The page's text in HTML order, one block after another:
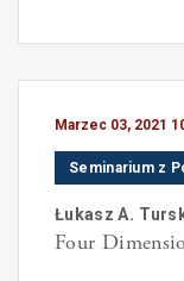
Marzec 03, 2021
Seminarium z
Łukasz A.
Four